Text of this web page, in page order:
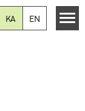
KA
EN